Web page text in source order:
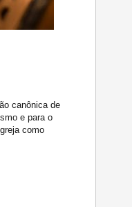
canônica de
e para o
como